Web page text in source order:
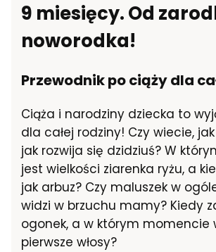
9 miesięcy. Od
noworodka!
Przewodnik po ciąży dla
Ciąża i narodziny dziecka to
dla całej rodziny! Czy wiecie,
jak rozwija się dzidziuś? W
jest wielkości ziarenka ryżu, a
jak arbuz? Czy maluszek w
widzi w brzuchu mamy? Kiedy
ogonek, a w którym momencie
pierwsze włosy?